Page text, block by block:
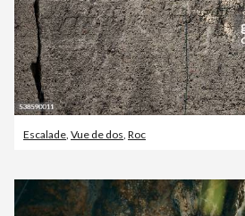
Escalade, Vue de dos, Roc